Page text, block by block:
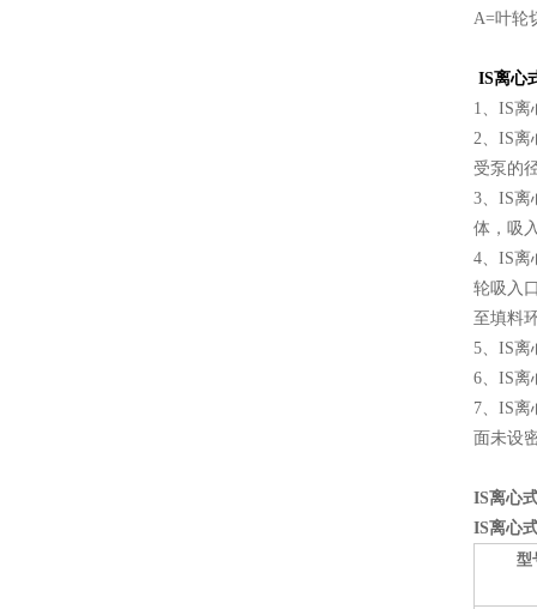
A=叶轮
IS离心
1、IS离
2、IS离
受泵的
3、IS离
体，吸
4、IS离
轮吸入
至填料
5、IS离
6、IS离
7、IS
面未设
IS离心
IS离心
型